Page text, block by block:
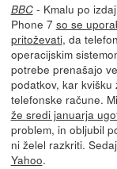
BBC- Kmalu po
Phone 7 so se
pritoževati, da
operacijskim
potrebe prenašajo
podatkov, kar kvišku
telefonske račune.
že sredi januarja
problem, in obljubil
ni želel razkriti.
Yahoo.